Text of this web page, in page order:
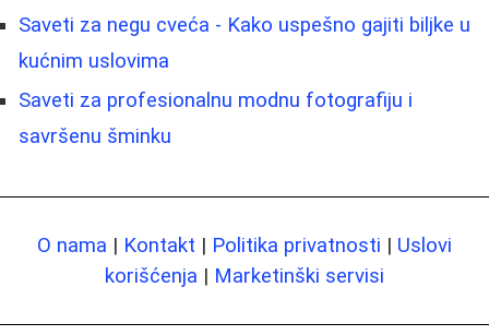
Saveti za negu cveća - Kako uspešno gajiti biljke u
kućnim uslovima
Saveti za profesionalnu modnu fotografiju i
savršenu šminku
O nama | Kontakt | Politika privatnosti | Uslovi
korišćenja | Marketinški servisi